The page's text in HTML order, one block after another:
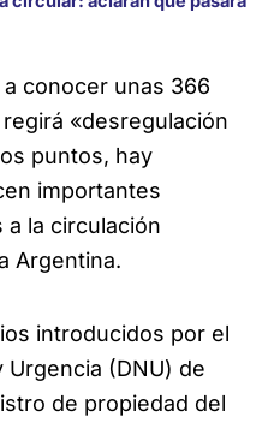
conocer unas 366
«desregulación
puntos, hay
importantes
la circulación
Argentina.
introducidos por el
(DNU) de
de propiedad del